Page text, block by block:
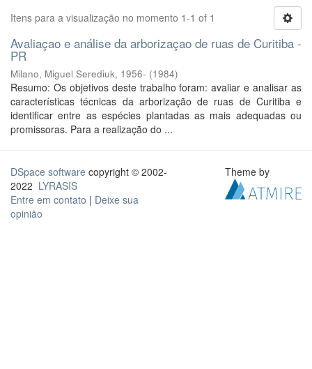
Itens para a visualização no momento 1-1 of 1
Avaliaçao e análise da arborizaçao de ruas de Curitiba -
PR
Milano, Miguel Serediuk, 1956- (1984)
Resumo: Os objetivos deste trabalho foram: avaliar e analisar as
características técnicas da arborização de ruas de Curitiba e
identificar entre as espécies plantadas as mais adequadas ou
promissoras. Para a realização do ...
DSpace software copyright © 2002-
2022 LYRASIS
Entre em contato | Deixe sua
opinião
Theme by